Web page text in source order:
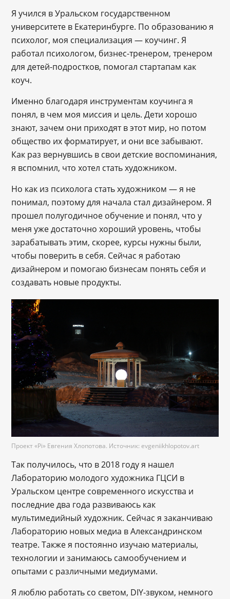
Я учился в Уральском государственном
университете в Екатеринбурге. По образованию я
психолог, моя специализация — коучинг. Я
работал психологом, бизнес-тренером, тренером
для детей-подростков, помогал стартапам как
коуч.
Именно благодаря инструментам коучинга я
понял, в чем моя миссия и цель. Дети хорошо
знают, зачем они приходят в этот мир, но потом
общество их форматирует, и они все забывают.
Как раз вернувшись в свои детские воспоминания,
я вспомнил, что хотел стать художником.
Но как из психолога стать художником ― я не
понимал, поэтому для начала стал дизайнером. Я
прошел полугодичное обучение и понял, что у
меня уже достаточно хороший уровень, чтобы
зарабатывать этим, скорее, курсы нужны были,
чтобы поверить в себя. Сейчас я работаю
дизайнером и помогаю бизнесам понять себя и
создавать новые продукты.
Проект «Pi» Евгения Хлопотова. Источник: evgeniikhlopotov.art
Так получилось, что в 2018 году я нашел
Лабораторию молодого художника ГЦСИ в
Уральском центре современного искусства и
последние два года развиваюсь как
мультимедийный художник. Сейчас я заканчиваю
Лабораторию новых медиа в Александринском
театре. Также я постоянно изучаю материалы,
технологии и занимаюсь самообучением и
опытами с различными медиумами.
Я люблю работать со светом, DIY-звуком, немного